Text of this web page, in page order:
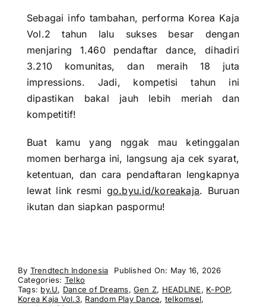
Sebagai info tambahan, performa Korea Kaja
Vol.2 tahun lalu sukses besar dengan
menjaring 1.460 pendaftar dance, dihadiri
3.210 komunitas, dan meraih 18 juta
impressions. Jadi, kompetisi tahun ini
dipastikan bakal jauh lebih meriah dan
kompetitif!
Buat kamu yang nggak mau ketinggalan
momen berharga ini, langsung aja cek syarat,
ketentuan, dan cara pendaftaran lengkapnya
lewat link resmi go.byu.id/koreakaja. Buruan
ikutan dan siapkan paspormu!
By Trendtech Indonesia
Published On: May 16, 2026
Categories: Telko
Tags: by.U, Dance of Dreams, Gen Z, HEADLINE, K-POP,
Korea Kaja Vol.3, Random Play Dance, telkomsel,